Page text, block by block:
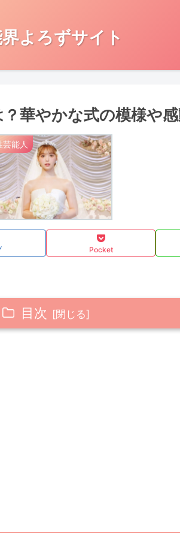
よろずサイト
華やかな式の模様や
芸能人
Pocket
目次